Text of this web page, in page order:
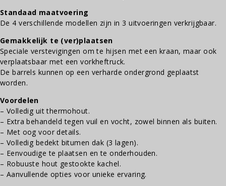
Standaad maatvoering
De 4 verschillende modellen zijn in 3 uitvoeringen verkrijgbaar.
Gemakkelijk te (ver)plaatsen
Speciale verstevigingen om te hijsen met een kraan, maar ook
verplaatsbaar met een vorkheftruck.
De barrels kunnen op een verharde ondergrond geplaatst
worden.
Voordelen
– Volledig uit thermohout.
– Extra behandeld tegen vuil en vocht, zowel binnen als buiten.
– Met oog voor details.
– Volledig bedekt bitumen dak (3 lagen).
– Eenvoudige te plaatsen en te onderhouden.
– Robuuste hout gestookte kachel.
– Aanvullende opties voor unieke ervaring.